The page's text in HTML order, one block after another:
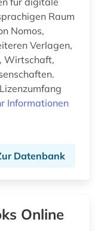
Raum
Nomos,
Verlagen,
Wirtschaft,
Informationen
Datenbank
Online